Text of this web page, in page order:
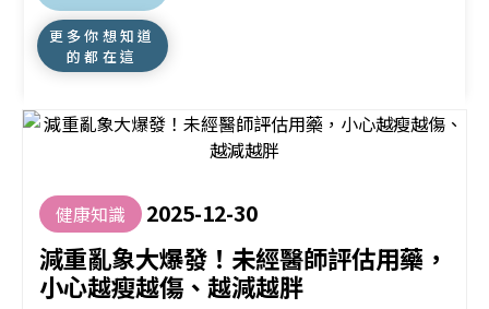
健康知識 2025-12-30
減重亂象大爆發！未經醫師評估用藥，
小心越瘦越傷、越減越胖